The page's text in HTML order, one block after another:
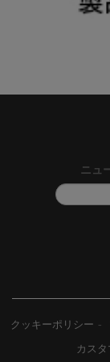
ニュ
クッキーポリシー
カス